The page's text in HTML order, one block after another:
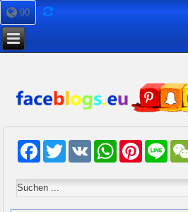
90
Facebook
Twitter VK WhatsAppPinterestLine